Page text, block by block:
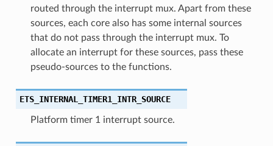
routed through the interrupt mux. Apart from these
sources, each core also has some internal sources
that do not pass through the interrupt mux. To
allocate an interrupt for these sources, pass these
pseudo-sources to the functions.
ETS_INTERNAL_TIMER1_INTR_SOURCE
Platform timer 1 interrupt source.